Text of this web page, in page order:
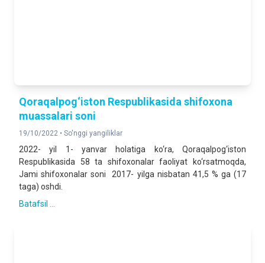
Qoraqalpog‘iston Respublikasida shifoxona
muassalari soni
19/10/2022 • So'nggi yangiliklar
2022- yil 1- yanvar holatiga ko‘ra, Qoraqalpog‘iston
Respublikasida 58 ta shifoxonalar faoliyat ko‘rsatmoqda,
Jami shifoxonalar soni 2017- yilga nisbatan 41,5 % ga (17
taga) oshdi.
Batafsil ...